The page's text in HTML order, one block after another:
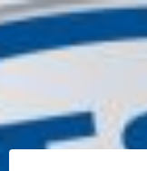
Skip
to
content